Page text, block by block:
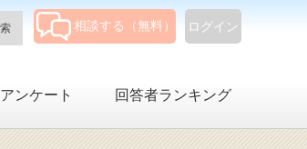
ログイン
相談する（無料）
アンケート 回答者ランキング